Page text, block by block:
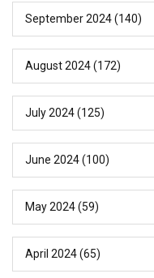
September 2024(140)
August 2024(172)
July 2024(125)
June 2024(100)
May 2024(59)
April 2024(65)